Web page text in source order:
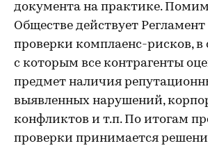
документа на практике.
Обществе действует
проверки комплаенс-рисков, в
с которым все контрагенты
предмет наличия
выявленных нарушений,
конфликтов и т.п. По итогам
проверки принимается